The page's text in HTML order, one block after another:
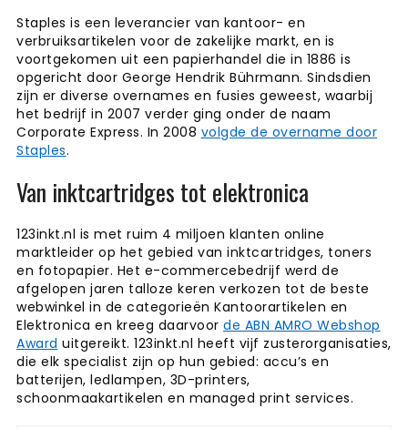
Staples is een leverancier van kantoor- en
verbruiksartikelen voor de zakelijke markt, en is
voortgekomen uit een papierhandel die in 1886 is
opgericht door George Hendrik Bührmann. Sindsdien
zijn er diverse overnames en fusies geweest, waarbij
het bedrijf in 2007 verder ging onder de naam
Corporate Express. In 2008 volgde de overname door
Staples.
Van inktcartridges tot elektronica
123inkt.nl is met ruim 4 miljoen klanten online
marktleider op het gebied van inktcartridges, toners
en fotopapier. Het e-commercebedrijf werd de
afgelopen jaren talloze keren verkozen tot de beste
webwinkel in de categorieën Kantoorartikelen en
Elektronica en kreeg daarvoor de ABN AMRO Webshop
Award uitgereikt. 123inkt.nl heeft vijf zusterorganisaties,
die elk specialist zijn op hun gebied: accu’s en
batterijen, ledlampen, 3D-printers,
schoonmaakartikelen en managed print services.